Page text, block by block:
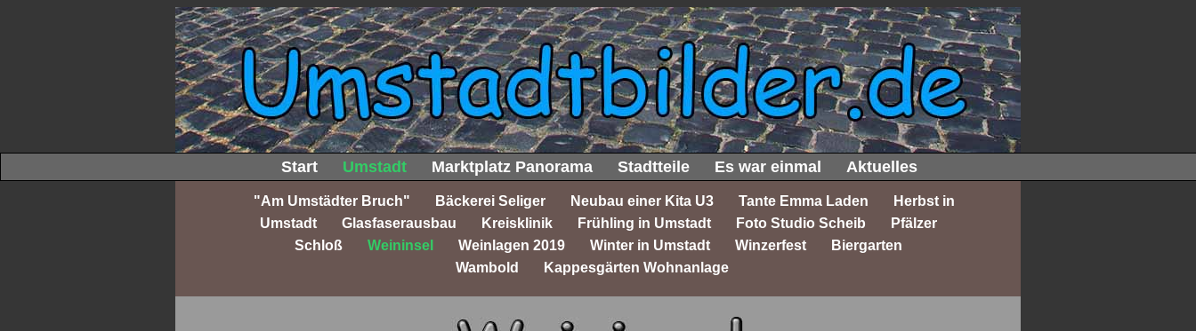
Start Umstadt Marktplatz Panorama Stadtteile Es war einmal Aktuelles
"Am Umstädter Bruch" Bäckerei Seliger Neubau einer Kita U3 Tante Emma Laden
Herbst in
Umstadt
Glasfaserausbau Kreisklinik Frühling in Umstadt Foto Studio Scheib
Pfälzer
Schloß
Weininsel Weinlagen 2019 Winter in Umstadt Winzerfest
Biergarten
Wambold
Kappesgärten Wohnanlage